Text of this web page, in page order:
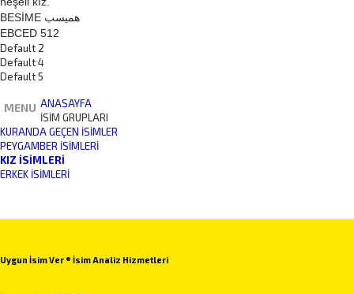
BESİME هميسب
EBCED 512
Default 2
Default 4
Default 5
MENU ANASAYFA
İSİM GRUPLARI
KURANDA GEÇEN İSIMLER
PEYGAMBER İSIMLERI
KIZ İSIMLERI
ERKEK İSIMLERI
Uygun İsim Ver ® İsim Analiz Hizmetleri